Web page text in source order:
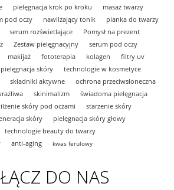
pielęgnacja krok po kroku
masaż twarzy
pod oczy nawilżający tonik
pianka do twarzy
serum rozświetlające
Pomysł na prezent
Zestaw pielęgnacyjny
serum pod oczy
makijaż fototerapia kolagen
filtry uv
pielęgnacja skóry
technologie w kosmetyce
składniki aktywne
ochrona przeciwsłoneczna
skinimalizm
świadoma pielęgnacja
skóry pod oczami
starzenie skóry
skóry
pielęgnacja skóry głowy
technologie beauty do twarzy
anti-aging kwas ferulowy
DO NAS